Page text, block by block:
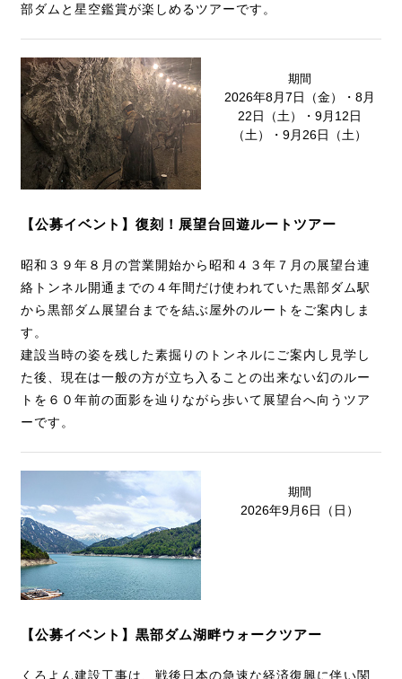
部ダムと星空鑑賞が楽しめるツアーです。
期間
2026年8月7日（金）・8月
22日（土）・9月12日
（土）・9月26日（土）
【公募イベント】復刻！展望台回遊ルートツアー
昭和３９年８月の営業開始から昭和４３年７月の展望台連
絡トンネル開通までの４年間だけ使われていた黒部ダム駅
から黒部ダム展望台までを結ぶ屋外のルートをご案内しま
す。
建設当時の姿を残した素掘りのトンネルにご案内し見学し
た後、現在は一般の方が立ち入ることの出来ない幻のルー
トを６０年前の面影を辿りながら歩いて展望台へ向うツア
ーです。
期間
2026年9月6日（日）
【公募イベント】黒部ダム湖畔ウォークツアー
くろよん建設工事は、戦後日本の急速な経済復興に伴い関